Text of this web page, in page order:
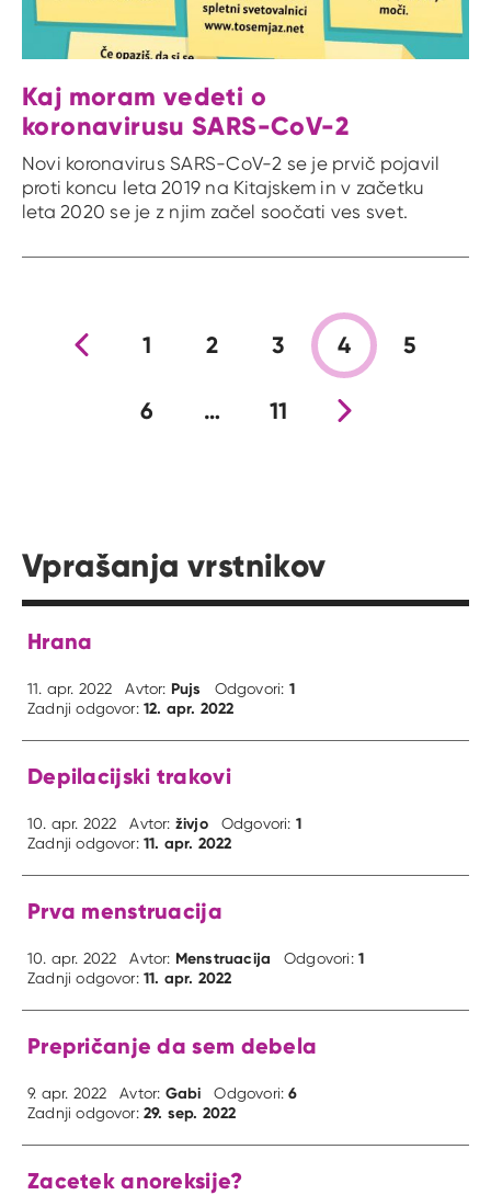
Kaj moram vedeti o
koronavirusu SARS-CoV-2
Novi koronavirus SARS-CoV-2 se je prvič pojavil
proti koncu leta 2019 na Kitajskem in v začetku
leta 2020 se je z njim začel soočati ves svet.
Prejšnja stran
1 2 3 4 5
6 … 11Nova stran
Vprašanja vrstnikov
Hrana
11. apr. 2022 Avtor: Pujs Odgovori: 1
Zadnji odgovor:12. apr. 2022
Depilacijski trakovi
10. apr. 2022 Avtor: živjo Odgovori: 1
Zadnji odgovor:11. apr. 2022
Prva menstruacija
10. apr. 2022 Avtor: Menstruacija Odgovori:1
Zadnji odgovor:11. apr. 2022
Prepričanje da sem debela
9. apr. 2022 Avtor: Gabi Odgovori:6
Zadnji odgovor:29. sep. 2022
Zacetek anoreksije?